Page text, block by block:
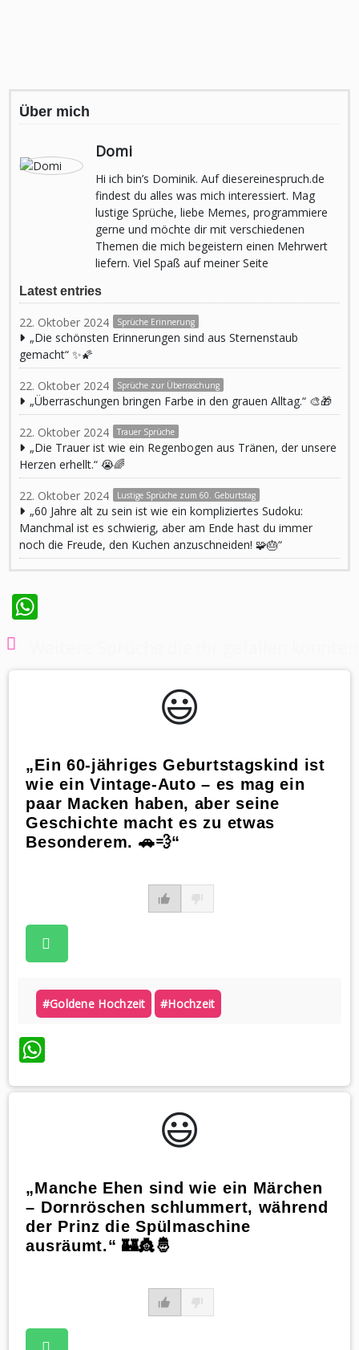
Über mich
Domi
Hi ich bin’s Dominik. Auf diesereinespruch.de
findest du alles was mich interessiert. Mag
lustige Sprüche, liebe Memes, programmiere
gerne und möchte dir mit verschiedenen
Themen die mich begeistern einen Mehrwert
liefern. Viel Spaß auf meiner Seite
Latest entries
22. Oktober 2024 Sprüche Erinnerung
„Die schönsten Erinnerungen sind aus Sternenstaub
gemacht“ ✨🌠
22. Oktober 2024 Sprüche zur Überraschung
„Überraschungen bringen Farbe in den grauen Alltag.“ 🎨🎁
22. Oktober 2024 Trauer Sprüche
„Die Trauer ist wie ein Regenbogen aus Tränen, der unsere
Herzen erhellt.“ 😭🌈
22. Oktober 2024 Lustige Sprüche zum 60. Geburtstag
„60 Jahre alt zu sein ist wie ein kompliziertes Sudoku:
Manchmal ist es schwierig, aber am Ende hast du immer
noch die Freude, den Kuchen anzuschneiden! 🧩🎂“
😃️
„Ein 60-jähriges Geburtstagskind ist
wie ein Vintage-Auto – es mag ein
paar Macken haben, aber seine
Geschichte macht es zu etwas
Besonderem. 🚗💨“
#goldene Hochzeit #hochzeit
WhatsApp
😃️
„Manche Ehen sind wie ein Märchen
– Dornröschen schlummert, während
der Prinz die Spülmaschine
ausräumt.“ 🏰👸🤴